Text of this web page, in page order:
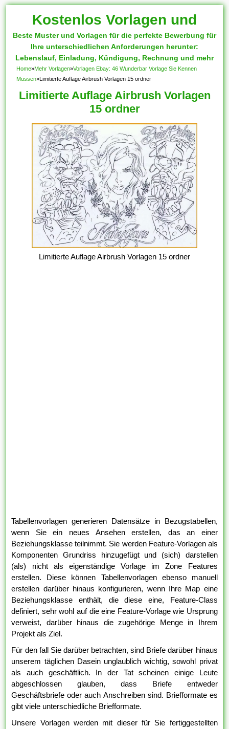
Kostenlos Vorlagen und
Muster
Beste Muster und Vorlagen für die perfekte Bewerbung für
Ihre unterschiedlichen Anforderungen herunter:
Lebenslauf, Einladung, Kündigung, Rechnung und mehr
Home»Mehr Vorlagen»Vorlagen Ebay: 46 Wunderbar Vorlage Sie Kennen
Müssen»Limitierte Auflage Airbrush Vorlagen 15 ordner
Limitierte Auflage Airbrush Vorlagen
15 ordner
Limitierte Auflage Airbrush Vorlagen 15 ordner
Tabellenvorlagen generieren Datensätze in Bezugstabellen,
wenn Sie ein neues Ansehen erstellen, das an einer
Beziehungsklasse teilnimmt. Sie werden Feature-Vorlagen als
Komponenten Grundriss hinzugefügt und (sich) darstellen
(als) nicht als eigenständige Vorlage im Zone Features
erstellen. Diese können Tabellenvorlagen ebenso manuell
erstellen darüber hinaus konfigurieren, wenn Ihre Map eine
Beziehungsklasse enthält, die diese eine, Feature-Class
definiert, sehr wohl auf die eine Feature-Vorlage wie Ursprung
verweist, darüber hinaus die zugehörige Menge in Ihrem
Projekt als Ziel.
Für den fall Sie darüber betrachten, sind Briefe darüber hinaus
unserem täglichen Dasein unglaublich wichtig, sowohl privat
als auch geschäftlich. In der Tat scheinen einige Leute
abgeschlossen glauben, dass Briefe entweder
Geschäftsbriefe oder auch Anschreiben sind. Briefformate es
gibt viele unterschiedliche Briefformate.
Unsere Vorlagen werden mit dieser für Sie fertiggestellten